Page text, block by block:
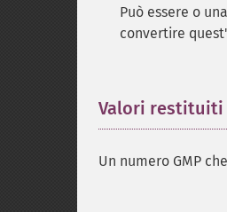
Può essere o una
convertire
Valori restituiti
Un numero GMP